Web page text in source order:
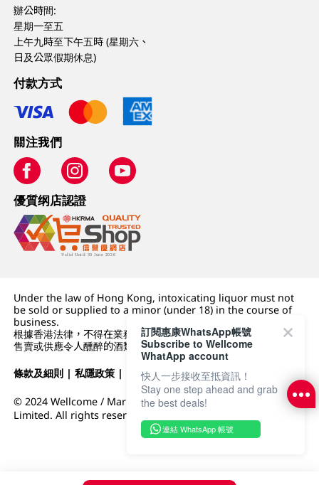
辦公時間:
星期一至五
上午九時至下午五時 (星期六、
日及公眾假期休息)
付款方式
關注我們
優質纲店認證
Under the law of Hong Kong, intoxicating liquor must not
be sold or supplied to a minor (under 18) in the course of
business.
根據香港法律，不得在業務過程中，向未成年人 (18 歲以下人士)
售賣或供應令人醺醉的酒類。
條款及細則 |私隱政策 | DFI零售集團
© 2024 Wellcome / Market Place. The Dairy Farm Company
Limited. All rights reserved.
訂閱惠康WhatsApp帳號
Subscribe to Wellcome
WhatApp account
快人一步接收至抵資訊！
Stay one step ahead and grab
the best deals!
連結 WhatsApp 帳號